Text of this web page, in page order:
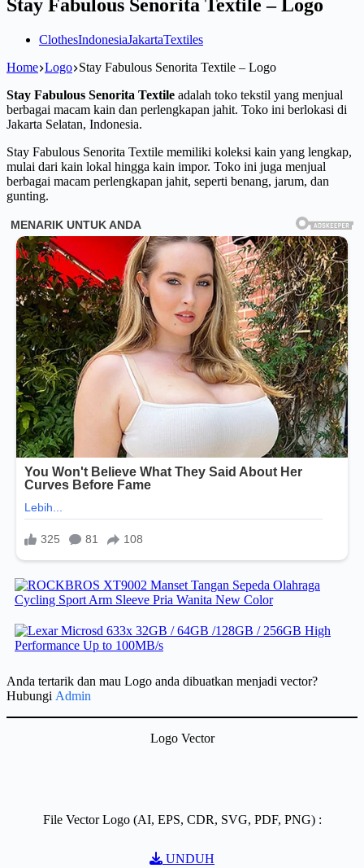
Stay Fabulous Senorita Textile – Logo
ClothesIndonesiaJakartaTextiles
Home Logo Stay Fabulous Senorita Textile – Logo
Stay Fabulous Senorita Textile adalah toko tekstil yang menjual
berbagai macam kain dan perlengkapan jahit. Toko ini berlokasi di
Jakarta Selatan, Indonesia.
Stay Fabulous Senorita Textile memiliki koleksi kain yang lengkap,
mulai dari kain lokal hingga kain impor. Toko ini juga menjual
berbagai macam perlengkapan jahit, seperti benang, jarum, dan
gunting.
Anda tertarik dan mau Logo anda dibuatkan menjadi vector?
Hubungi Admin
Logo Vector
File Vector Logo (AI, EPS, CDR, SVG, PDF, PNG) :
UNDUH